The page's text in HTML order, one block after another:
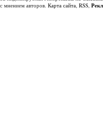
мнением авторов. Карта сайта, RSS,